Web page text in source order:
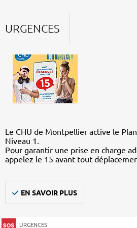
URGENCES
Le CHU de Montpellier active le
Niveau 1.
Pour garantir une prise en charge
appelez le 15 avant tout
EN SAVOIR PLUS
URGENCES